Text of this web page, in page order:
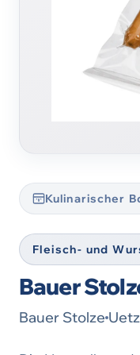
Kulinarischer
Fleisch- und
Bauer
Bauer Stolze